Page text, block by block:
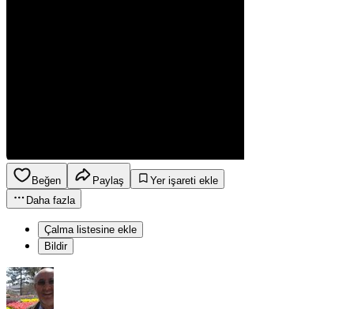
Beğen Paylaş
Yer işareti ekle
Daha fazla
Çalma listesine ekle
Bildir